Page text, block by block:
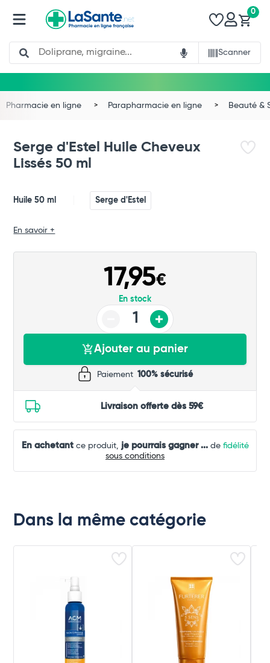
Search
Scanner
0
Pharmacie en ligne Parapharmacie en ligne Beauté &
Serge d'Estel Huile Cheveux
Lissés 50 ml
Huile 50 ml Serge d'Estel
En savoir +
17,95€
En stock
Ajouter au panier
Paiement 100% sécurisé
Livraison offerte dès 59€
En achetantce produit, je pourrais gagner ...de fidélité
sous conditions
Dans la même catégorie